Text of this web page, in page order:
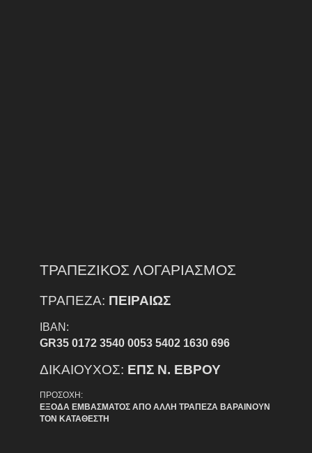
ΤΡΑΠΕΖΙΚΟΣ ΛΟΓΑΡΙΑΣΜΟΣ
ΤΡΑΠΕΖΑ: ΠΕΙΡΑΙΩΣ
IBAN:
GR35 0172 3540 0053 5402 1630 696
ΔΙΚΑΙΟΥΧΟΣ: ΕΠΣ Ν. ΕΒΡΟΥ
ΠΡΟΣΟΧΗ:
ΕΞΟΔΑ ΕΜΒΑΣΜΑΤΟΣ ΑΠΟ ΑΛΛΗ ΤΡΑΠΕΖΑ ΒΑΡΑΙΝΟΥΝ
ΤΟΝ ΚΑΤΑΘΕΣΤΗ